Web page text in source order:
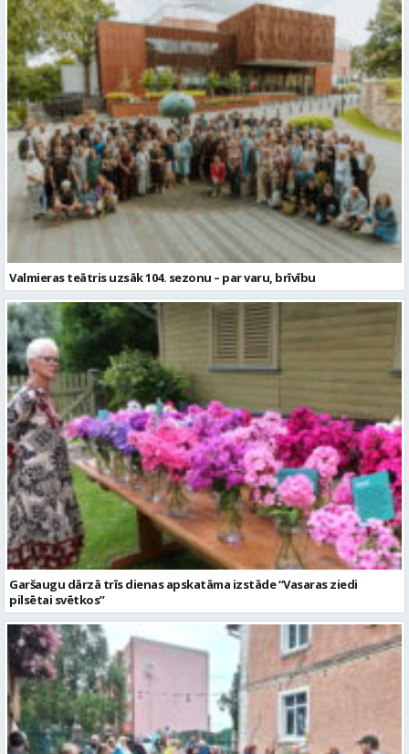
Valmieras teātris uzsāk 104. sezonu – par varu, brīvību
Garšaugu dārzā trīs dienas apskatāma izstāde “Vasaras ziedi
pilsētai svētkos”